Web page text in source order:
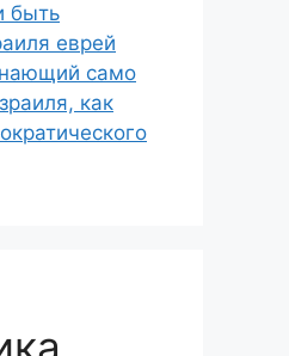
быть
еврей
само
как